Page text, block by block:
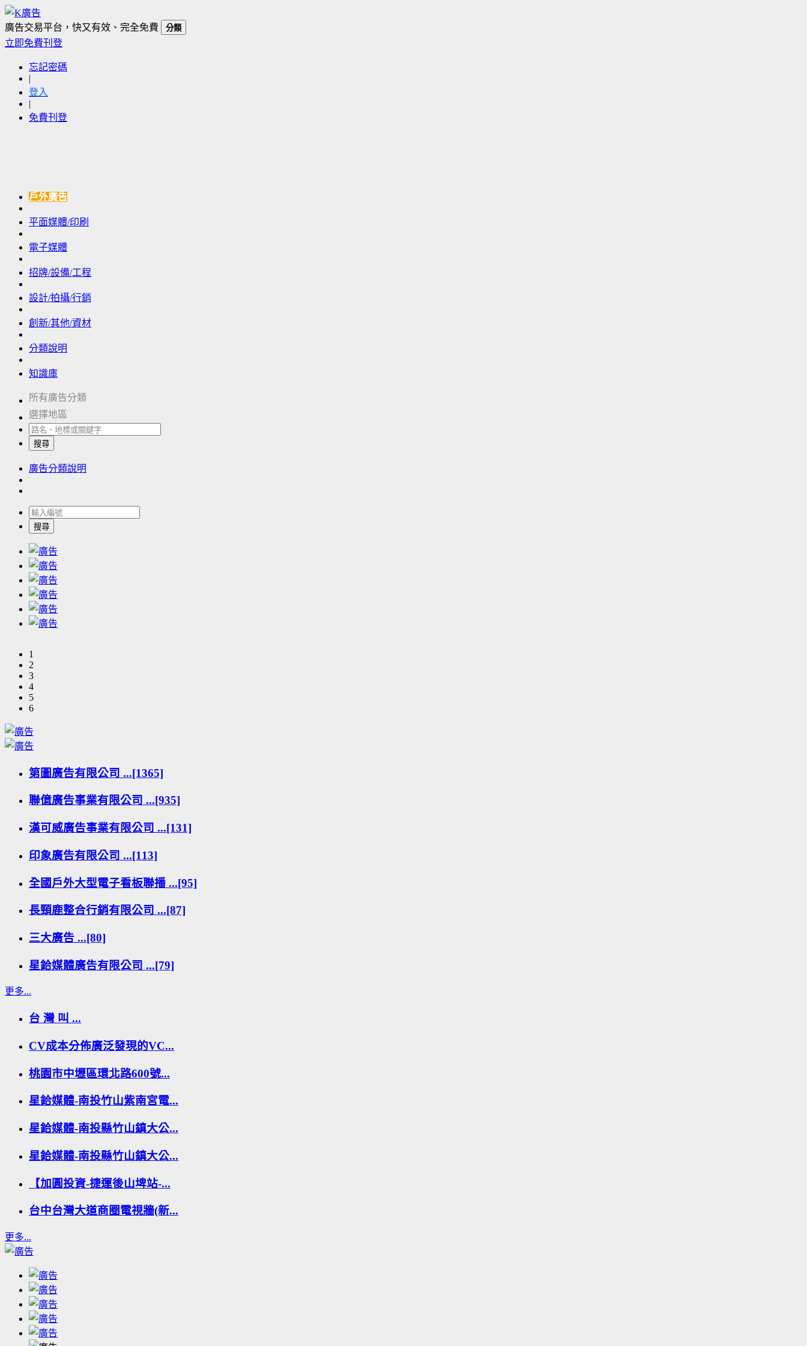
廣告交易平台，快又有效、完全免費 分類
立即免費刊登
忘記密碼
|
登入
|
免費刊登
戶外廣告
平面媒體/印刷
電子媒體
招牌/設備/工程
設計/拍攝/行銷
創新/其他/資材
分類說明
知識庫
所有廣告分類
選擇地區
搜尋
廣告分類說明
搜尋
1
2
3
4
5
6
第圖廣告有限公司 ...[1365]
聯億廣告事業有限公司 ...[935]
漢可威廣告事業有限公司 ...[131]
印象廣告有限公司 ...[113]
全國戶外大型電子看板聯播 ...[95]
長頸鹿整合行銷有限公司 ...[87]
三大廣告 ...[80]
星鉿媒體廣告有限公司 ...[79]
更多...
台 灣 叫 ...
CV成本分佈廣泛發現的VC...
桃園市中壢區環北路600號...
星鉿媒體-南投竹山紫南宮電...
星鉿媒體-南投縣竹山鎮大公...
星鉿媒體-南投縣竹山鎮大公...
【加圓投資-捷運後山埤站-...
台中台灣大道商圈電視牆(新...
更多...